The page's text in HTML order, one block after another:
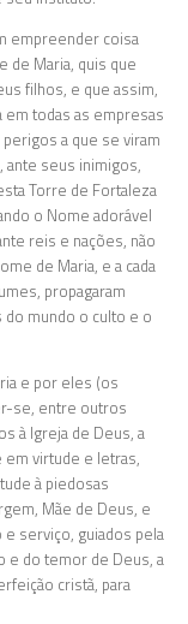
empreender coisa
de Maria, quis que
filhos, e que assim,
em todas as empresas
a que se viram
ante seus inimigos,
Torre de Fortaleza
o Nome adorável
reis e nações, não
de Maria, e a cada
propagaram
mundo o culto e o
e por eles (os
se, entre outros
à Igreja de Deus, a
em virtude e letras,
à piedosas
Mãe de Deus, e
serviço, guiados pela
e do temor de Deus, a
cristã, para